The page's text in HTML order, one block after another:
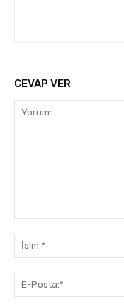
CEVAP VER